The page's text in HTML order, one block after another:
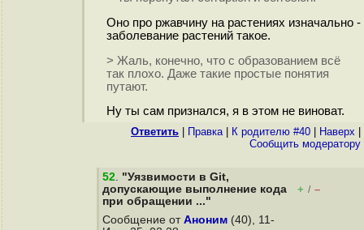
Оно про ржавчину на растениях изначально -
заболевание растений такое.
> Жаль, конечно, что с образованием всё
так плохо. Даже такие простые понятия
путают.
Ну ты сам признался, я в этом не виноват.
Ответить Правка| К родителю #40 Наверх
Cообщить модератору
52. "Уязвимости в Git,
допускающие выполнение кода
при обращении ..."
+ / –
Сообщение от Аноним (40), 11-